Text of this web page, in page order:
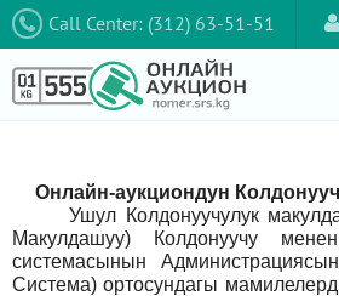
Call Center: (312) 63-51-51
Онлайн-аукциондун
Ушул Колдонуучулук
Макулдашуу) Колдонуучу
системасынын
Система) ортосундагы